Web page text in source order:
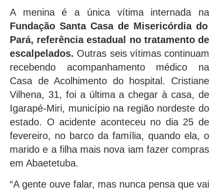
A menina é a única vítima internada na
Fundação Santa Casa de Misericórdia do
Pará, referência estadual no tratamento de
escalpelados. Outras seis vítimas continuam
recebendo acompanhamento médico na
Casa de Acolhimento do hospital. Cristiane
Vilhena, 31, foi a última a chegar à casa, de
Igarapé-Miri, município na região nordeste do
estado. O acidente aconteceu no dia 25 de
fevereiro, no barco da família, quando ela, o
marido e a filha mais nova iam fazer compras
em Abaetetuba.
“A gente ouve falar, mas nunca pensa que vai